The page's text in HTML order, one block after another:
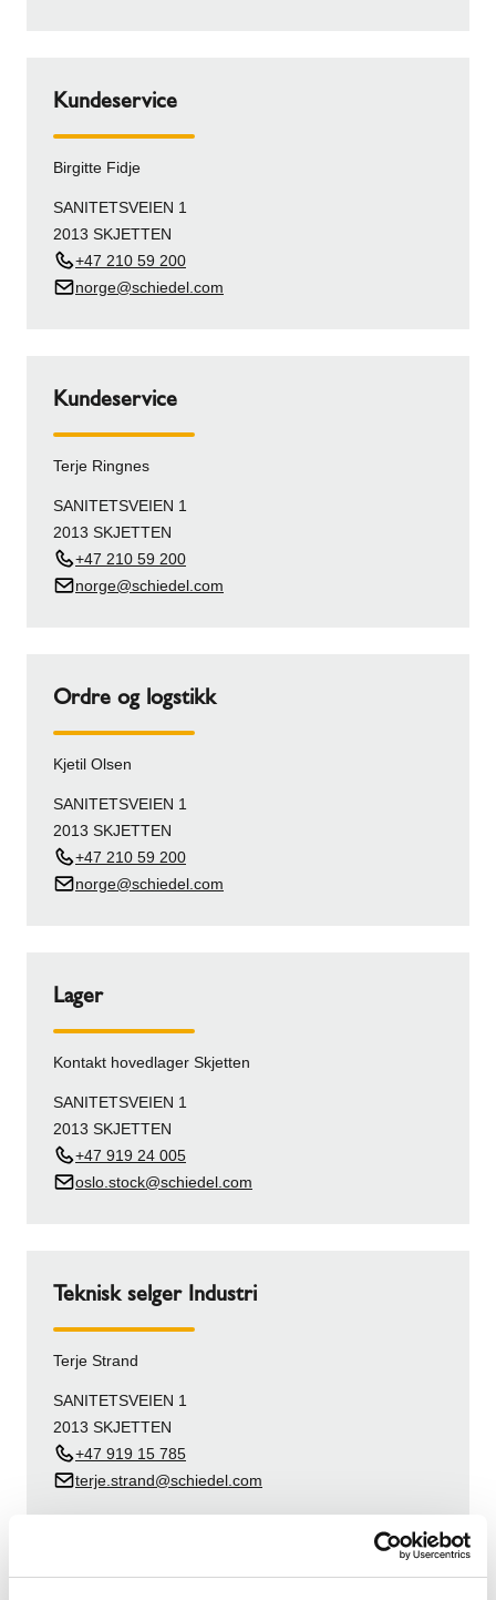
Kundeservice
Birgitte Fidje
SANITETSVEIEN 1
2013 SKJETTEN
+47 210 59 200
norge@schiedel.com
Kundeservice
Terje Ringnes
SANITETSVEIEN 1
2013 SKJETTEN
+47 210 59 200
norge@schiedel.com
Ordre og logstikk
Kjetil Olsen
SANITETSVEIEN 1
2013 SKJETTEN
+47 210 59 200
norge@schiedel.com
Lager
Kontakt hovedlager Skjetten
SANITETSVEIEN 1
2013 SKJETTEN
+47 919 24 005
oslo.stock@schiedel.com
Teknisk selger Industri
Terje Strand
SANITETSVEIEN 1
2013 SKJETTEN
+47 919 15 785
terje.strand@schiedel.com